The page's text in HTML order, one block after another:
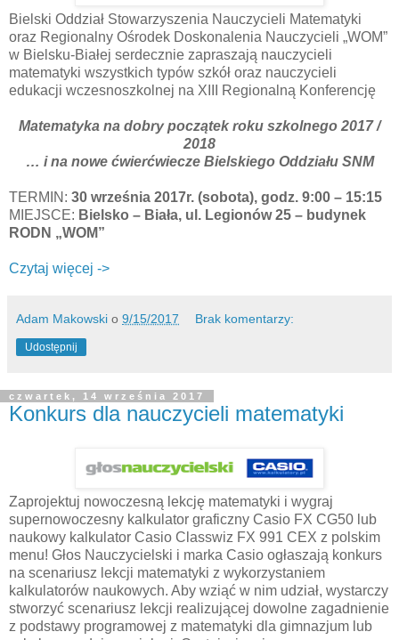
Bielski Oddział Stowarzyszenia Nauczycieli Matematyki
oraz Regionalny Ośrodek Doskonalenia Nauczycieli „WOM”
w Bielsku-Białej serdecznie zapraszają nauczycieli
matematyki wszystkich typów szkół oraz nauczycieli
edukacji wczesnoszkolnej na XIII Regionalną Konferencję
Matematyka na dobry początek roku szkolnego 2017 /
2018
… i na nowe ćwierćwiecze Bielskiego Oddziału SNM
TERMIN: 30 września 2017r. (sobota), godz. 9:00 – 15:15
MIEJSCE: Bielsko – Biała, ul. Legionów 25 – budynek
RODN „WOM”
Czytaj więcej ->
Adam Makowski o 9/15/2017 Brak komentarzy:
Udostępnij
czwartek, 14 września 2017
Konkurs dla nauczycieli matematyki
Zaprojektuj nowoczesną lekcję matematyki i wygraj
supernowoczesny kalkulator graficzny Casio FX CG50 lub
naukowy kalkulator Casio Classwiz FX 991 CEX z polskim
menu! Głos Nauczycielski i marka Casio ogłaszają konkurs
na scenariusz lekcji matematyki z wykorzystaniem
kalkulatorów naukowych. Aby wziąć w nim udział, wystarczy
stworzyć scenariusz lekcji realizującej dowolne zagadnienie
z podstawy programowej z matematyki dla gimnazjum lub